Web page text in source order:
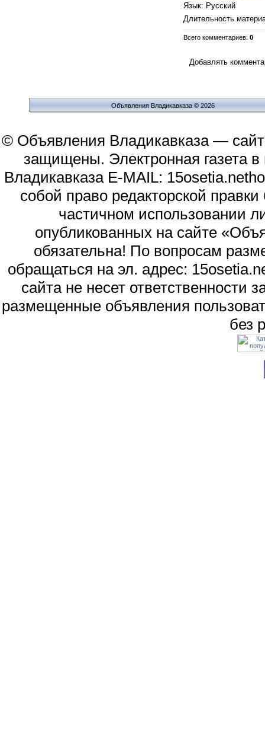
Язык: Русский
Длительность
Всего комментариев: 0
Добавлять
Объявления Владикавказа © 2026
© Объявления Владикавказа —
защищены. Электронная газета
Владикавказа E-MAIL:
собой право редакторской
частичном использовании
опубликованных на сайте
обязательна! По вопросам
обращаться на эл. адрес:
сайта не несет
размещенные объявления
без